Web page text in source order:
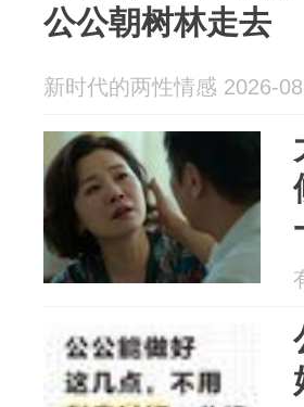
公公朝树林走去
新时代的两性情感 2026-